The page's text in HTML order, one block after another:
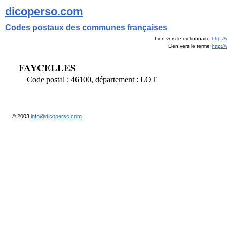
dicoperso.com
Codes postaux des communes françaises
Lien vers le dictionnaire http://
Lien vers le terme http://
FAYCELLES
Code postal : 46100, département : LOT
© 2003 info@dicoperso.com